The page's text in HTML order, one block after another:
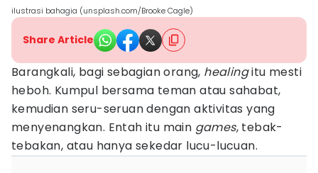
ilustrasi bahagia (unsplash.com/Brooke Cagle)
Share Article
Barangkali, bagi sebagian orang, healingitu mesti
heboh. Kumpul bersama teman atau sahabat,
kemudian seru-seruan dengan aktivitas yang
menyenangkan. Entah itu main games, tebak-
tebakan, atau hanya sekedar lucu-lucuan.